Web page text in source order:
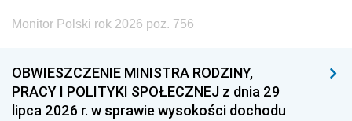
Monitor Polski rok 2026 poz. 756
OBWIESZCZENIE MINISTRA RODZINY,
PRACY I POLITYKI SPOŁECZNEJ z dnia 29
lipca 2026 r. w sprawie wysokości dochodu